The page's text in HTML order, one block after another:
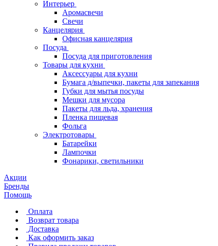
Интерьер
Аромасвечи
Свечи
Канцелярия
Офисная канцелярия
Посуда
Посуда для приготовления
Товары для кухни
Аксессуары для кухни
Бумага д/выпечки, пакеты для запекания
Губки для мытья посуды
Мешки для мусора
Пакеты для льда, хранения
Пленка пищевая
Фольга
Электротовары
Батарейки
Лампочки
Фонарики, светильники
Акции
Бренды
Помощь
Оплата
Возврат товара
Доставка
Как оформить заказ